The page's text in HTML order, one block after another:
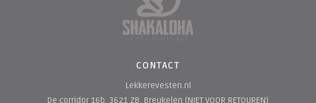
CONTACT
Lekkerevesten.nl
De corridor 16b, 3621 ZB, Breukelen (NIET VOOR RETOUREN)